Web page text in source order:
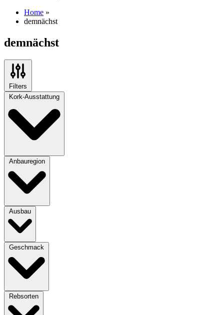
Home »
demnächst
demnächst
Filters
Kork-Ausstattung
Anbauregion
Ausbau
Geschmack
Rebsorten